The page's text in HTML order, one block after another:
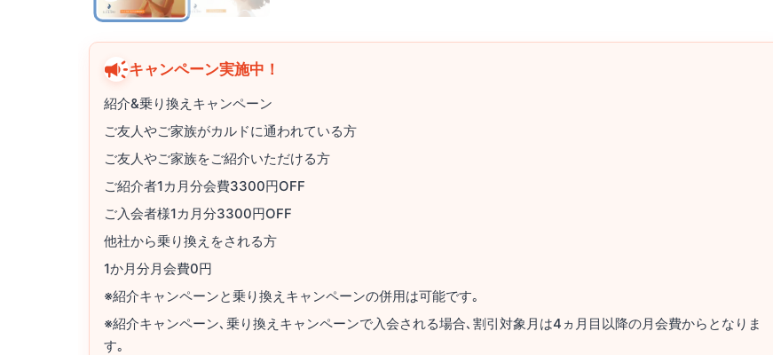
キャンペーン実施中！
紹介&乗り換えキャンペーン
ご友人やご家族がカルドに通われている方
ご友人やご家族をご紹介いただける方
ご紹介者1カ月分会費3300円OFF
ご入会者様1カ月分3300円OFF
他社から乗り換えをされる方
1か月分月会費0円
※紹介キャンペーンと乗り換えキャンペーンの併用は可能です｡
※紹介キャンペーン､乗り換えキャンペーンで入会される場合､割引対象月は4ヵ月目以降の月会費からとなりま
す｡